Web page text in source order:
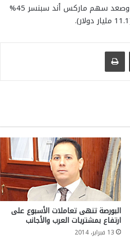
وارتفعت مبيعات المواد الغذائية 1.8% مقابل توقعات بأن ترتفع بنسبة 1% فقط، وصعد سهم ماركس أند سبنسر 45%
مشاركة عبر البريد طباعة
البورصة تنهى تعاملات الأسبوع على
ارتفاع بمشتريات العرب والأجانب
13 فبراير، 2014